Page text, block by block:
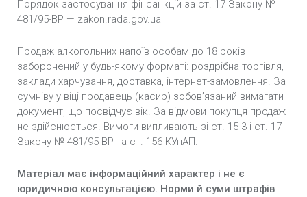
Порядок застосування фінсанкцій за ст. 17 Закону №
481/95-ВР — zakon.rada.gov.ua
Продаж алкогольних напоїв особам до 18 років
заборонений у будь-якому форматі: роздрібна торгівля,
заклади харчування, доставка, інтернет-замовлення. За
сумніву у віці продавець (касир) зобов’язаний вимагати
документ, що посвідчує вік. За відмови покупця продаж
не здійснюється. Вимоги випливають зі ст. 15-3 і ст. 17
Закону № 481/95-ВР та ст. 156 КУпАП.
Матеріал має інформаційний характер і не є
юридичною консультацією. Норми й суми штрафів